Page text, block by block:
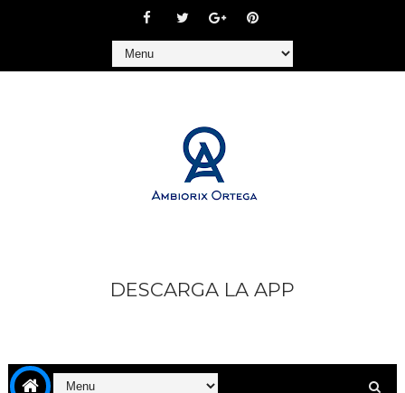
DESCARGA LA APP